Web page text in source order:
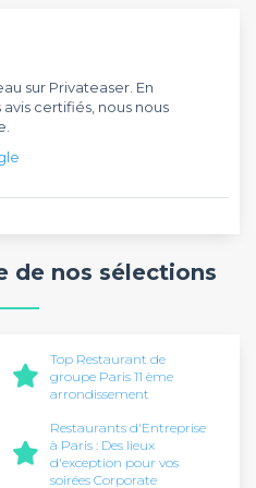
sur Privateaser. En
certifiés, nous nous
de nos sélections
Top Restaurant de
groupe Paris 11 ème
arrondissement
Restaurants d'Entreprise
à Paris : Des lieux
d'exception pour vos
soirées Corporate